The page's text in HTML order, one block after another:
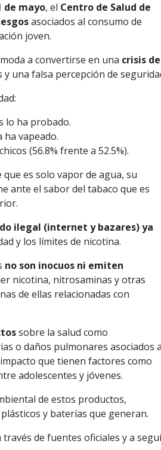
de mayo, el Centro de Salud de
asociados al consumo de
joven.
a convertirse en una crisis de
una falsa percepción de
lo ha probado.
ha vapeado.
(56.8% frente a 52.5%).
es solo vapor de agua, su
ante el sabor del tabaco que es
ilegal (internet y bazares) ya
y los límites de nicotina.
no son inocuos ni emiten
nicotina, nitrosaminas y otras
de ellas relacionadas con
sobre la salud como
o daños pulmonares asociados
que tienen factores como
adolescentes y jóvenes.
de estos productos,
y baterías que generan.
de fuentes oficiales y a